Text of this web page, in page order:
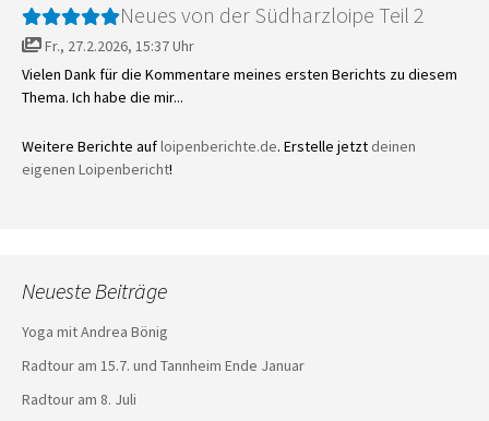
Neues von der Südharzloipe Teil 2
Fr., 27.2.2026, 15:37 Uhr
Vielen Dank für die Kommentare meines ersten Berichts zu diesem
Thema. Ich habe die mir...
Weitere Berichte aufloipenberichte.de. Erstelle jetzt deinen
eigenen Loipenbericht!
Neueste Beiträge
Yoga mit Andrea Bönig
Radtour am 15.7. und Tannheim Ende Januar
Radtour am 8. Juli